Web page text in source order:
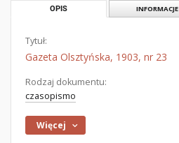
OPIS INFORMACJE
Tytuł:
Gazeta Olsztyńska, 1903, nr 23
Rodzaj dokumentu:
czasopismo
Więcej